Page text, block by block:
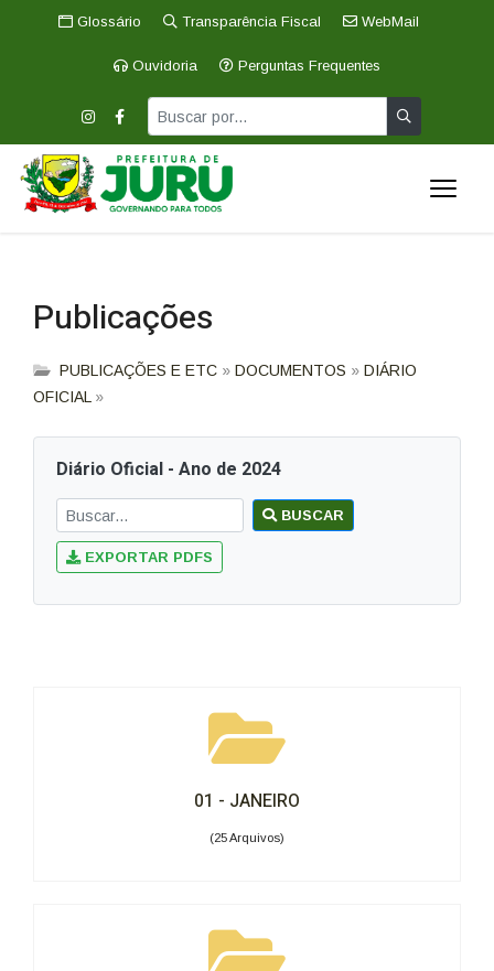
Glossário Transparência Fiscal WebMail
Ouvidoria Perguntas Frequentes
Publicações
PUBLICAÇÕES E ETC » DOCUMENTOS » DIÁRIO
OFICIAL »
Diário Oficial - Ano de 2024
BUSCAR
EXPORTAR PDFS
01 - JANEIRO
(25 Arquivos)